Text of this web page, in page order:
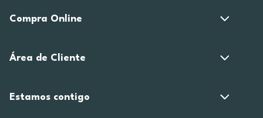
Compra Online
Área de Cliente
Estamos contigo